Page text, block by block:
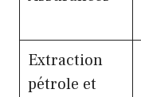
Extraction
pétrole et